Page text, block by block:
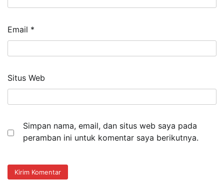
Email *
Situs Web
Simpan nama, email, dan situs web saya pada
peramban ini untuk komentar saya berikutnya.